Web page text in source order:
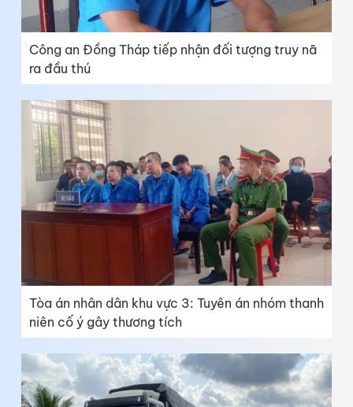
Công an Đồng Tháp tiếp nhận đối tượng truy nã
ra đầu thú
Tòa án nhân dân khu vực 3: Tuyên án nhóm thanh
niên cố ý gây thương tích